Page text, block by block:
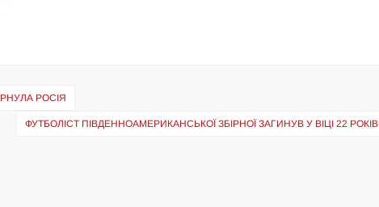
РОСІЯ
ФУТБОЛІСТ ПІВДЕННОАМЕРИКАНСЬКОЇ ЗБІРНОЇ ЗАГИНУВ У ВІЦІ 22 РОКІВ